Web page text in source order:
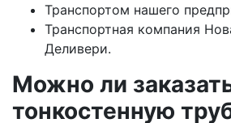
Транспортом нашего
Транспортная компания
Деливери.
Можно ли
тонкостенную